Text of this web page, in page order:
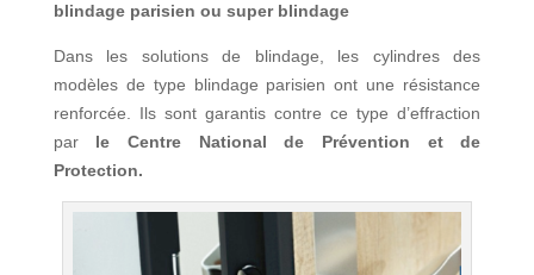
blindage parisien ou super blindage
Dans les solutions de blindage, les cylindres des
modèles de type blindage parisien ont une résistance
renforcée. Ils sont garantis contre ce type d’effraction
par le Centre National de Prévention et de
Protection.